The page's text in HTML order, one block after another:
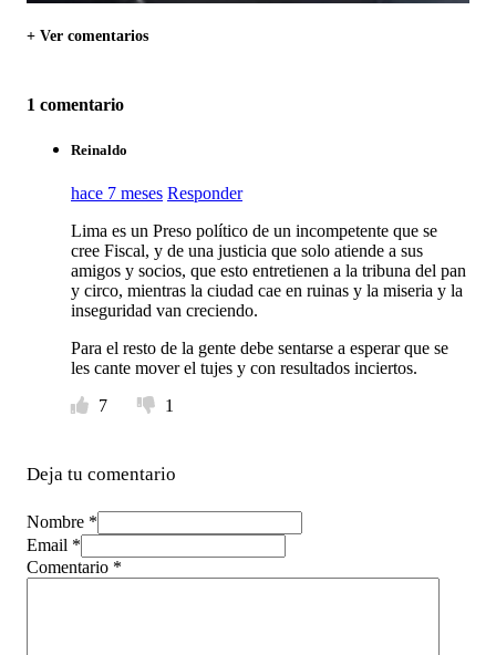
+ Ver comentarios
1 comentario
Reinaldo
hace 7 meses Responder
Lima es un Preso político de un incompetente que se
cree Fiscal, y de una justicia que solo atiende a sus
amigos y socios, que esto entretienen a la tribuna del pan
y circo, mientras la ciudad cae en ruinas y la miseria y la
inseguridad van creciendo.
Para el resto de la gente debe sentarse a esperar que se
les cante mover el tujes y con resultados inciertos.
7
1
Deja tu comentario
Nombre *
Email *
Comentario *